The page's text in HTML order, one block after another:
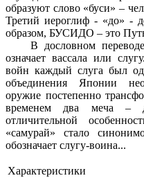
образуют слово «буси» –
Третий иероглиф - «до» -
образом, БУСИДО – это
В дословном переводе
означает вассала или
войн каждый слуга был
объединения Японии
оружие постепенно
временем два меча –
отличительной
«самурай» стало
обозначает слугу-воина...
Характеристики